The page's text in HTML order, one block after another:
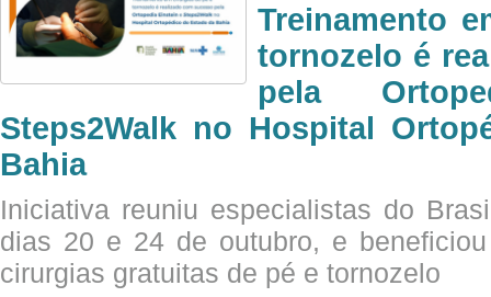
Treinamento
tornozelo é
pela
Steps2Walk no Hospital
Bahia
Iniciativa reuniu especialistas do
dias 20 e 24 de outubro, e
cirurgias gratuitas de pé e tornozelo